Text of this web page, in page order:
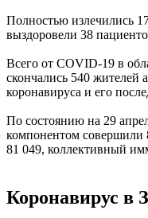
Полностью излечились
выздоровели 38
Всего от COVID-19 в
скончались 540 жителей
коронавируса и его
По состоянию на 29
компонентом
81 049, коллективный
Коронавирус в